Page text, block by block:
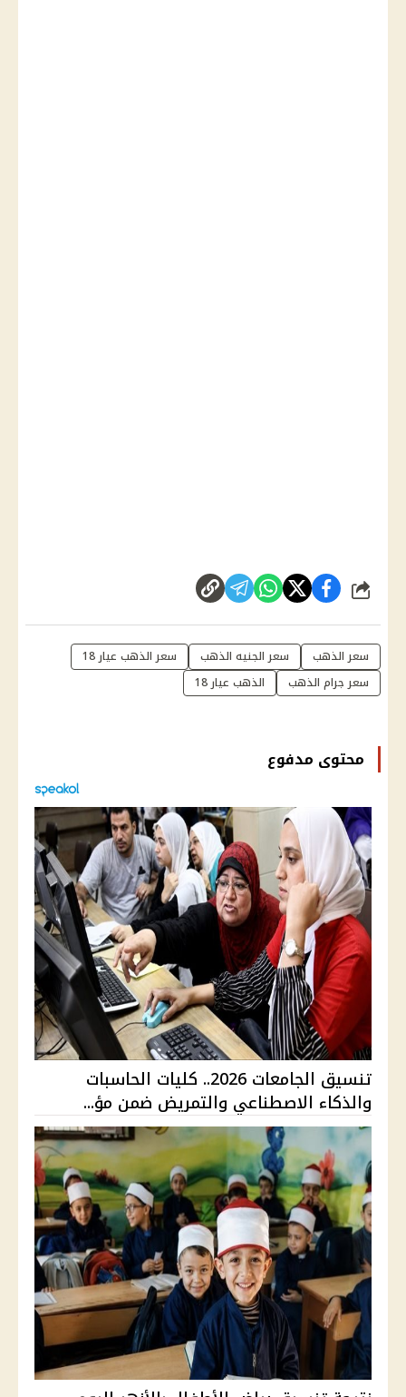
شارك
سعر الذهب سعر الجنيه الذهب
سعر الذهب عيار 18
سعر جرام الذهب
الذهب عيار 18
محتوى مدفوع
تنسيق الجامعات 2026.. كليات الحاسبات
والذكاء الاصطناعي والتمريض ضمن مؤ...